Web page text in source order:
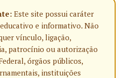
Este site possui caráter
e informativo. Não
vínculo, ligação,
patrocínio ou autorização
órgãos públicos,
instituições